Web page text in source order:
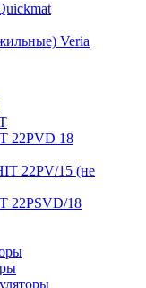
Veria
22PVD 18
22PV/15 (не
22PSVD/18